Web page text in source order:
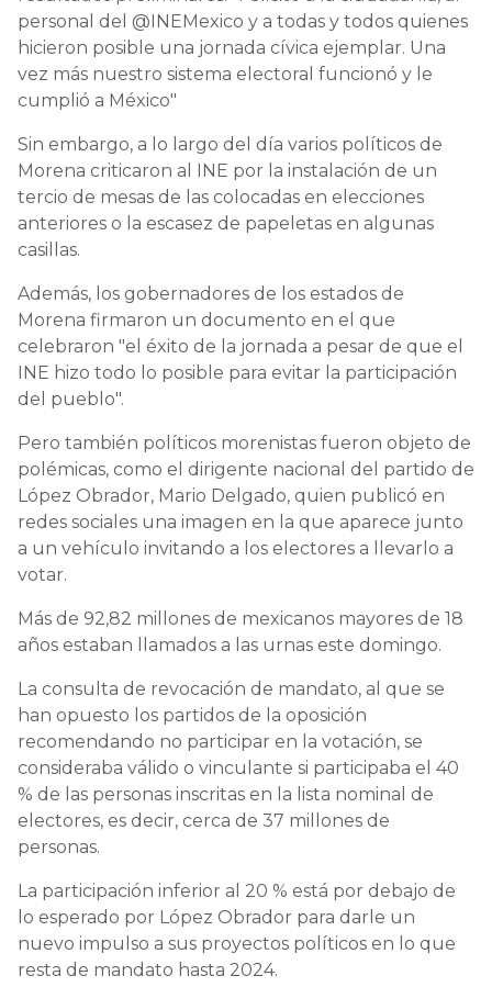
personal del @INEMexico y a todas y todos quienes
hicieron posible una jornada cívica ejemplar. Una
vez más nuestro sistema electoral funcionó y le
cumplió a México"
Sin embargo, a lo largo del día varios políticos de
Morena criticaron al INE por la instalación de un
tercio de mesas de las colocadas en elecciones
anteriores o la escasez de papeletas en algunas
casillas.
Además, los gobernadores de los estados de
Morena firmaron un documento en el que
celebraron "el éxito de la jornada a pesar de que el
INE hizo todo lo posible para evitar la participación
del pueblo".
Pero también políticos morenistas fueron objeto de
polémicas, como el dirigente nacional del partido de
López Obrador, Mario Delgado, quien publicó en
redes sociales una imagen en la que aparece junto
a un vehículo invitando a los electores a llevarlo a
votar.
Más de 92,82 millones de mexicanos mayores de 18
años estaban llamados a las urnas este domingo.
La consulta de revocación de mandato, al que se
han opuesto los partidos de la oposición
recomendando no participar en la votación, se
consideraba válido o vinculante si participaba el 40
% de las personas inscritas en la lista nominal de
electores, es decir, cerca de 37 millones de
personas.
La participación inferior al 20 % está por debajo de
lo esperado por López Obrador para darle un
nuevo impulso a sus proyectos políticos en lo que
resta de mandato hasta 2024.